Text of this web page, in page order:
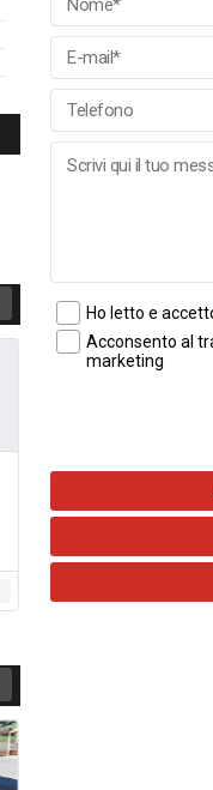
Ho letto e
Acconsento al
marketing